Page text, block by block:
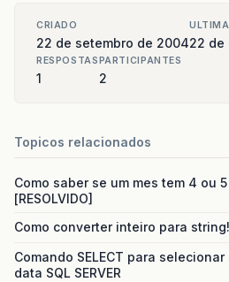
CRIADO
22 de setembro de 200422 de
RESPOSTAS
1
PARTICIPANTES
2
Topicos relacionados
Como saber se um mes tem 4 ou
[RESOLVIDO]
Como converter inteiro para string!
Comando SELECT para
data SQL SERVER